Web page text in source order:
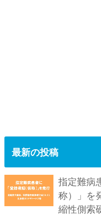
最新の投稿
指定難病
称）」を
縮性側索